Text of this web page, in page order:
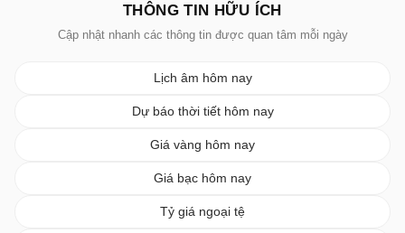
THÔNG TIN HỮU ÍCH
Cập nhật nhanh các thông tin được quan tâm mỗi ngày
Lịch âm hôm nay
Dự báo thời tiết hôm nay
Giá vàng hôm nay
Giá bạc hôm nay
Tỷ giá ngoại tệ